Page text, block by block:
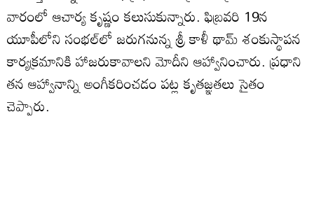
వారంలో ఆచార్య కృష్ణం కలుసుకున్నారు. ఫిబ్రవరి 19న
యూపీలోని సంభల్‌లో జరుగనున్న శ్రీ కాళీ థామ్ శంకుస్థాపన
కార్యక్రమానికి హాజరుకావాలని మోదీని ఆహ్వానించారు. ప్రధాని
తన ఆహ్వానాన్ని అంగీకరించడం పట్ల కృతజ్ఞతలు సైతం
చెప్పారు.